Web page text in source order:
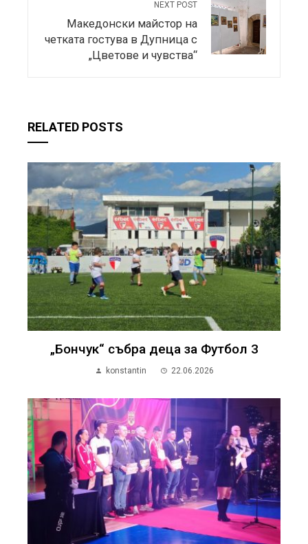
NEXT POST
Македонски майстор на
четката гостува в Дупница с
„Цветове и чувства“
RELATED POSTS
„Бончук“ събра деца за Футбол 3
konstantin 22.06.2026